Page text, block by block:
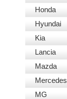
Honda
Hyundai
Kia
Lancia
Mazda
Mercedes
MG